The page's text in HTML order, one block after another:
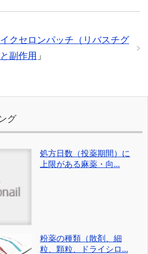
クセロンパッチ（リバスチグ
副作用 」
グ
処方日数（投薬期間）に
上限がある麻薬・向...
粉薬の種類（散剤、細
粒、顆粒、ドライシロ...